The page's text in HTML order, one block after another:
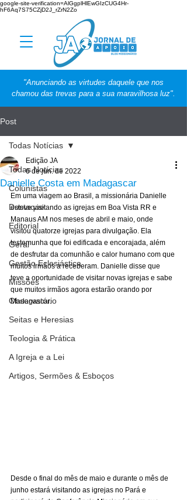
google-site-verification=AlGgplHlEwGIzCUG4Hr-
hF6Aq7S75CZjD2J_rZrN2Zo
"Anunciando as virtudes daquele que nos
chamou das trevas para a sua maravilhosa luz".
Post
Todas Notícias
Colunistas
Destaque
Editorial
Geral
Gestão Eclesiástica
Missões
Observatório
Seitas e Heresias
Teologia & Prática
A Igreja e a Lei
Artigos, Sermões & Esboços
Todas Notícias
Danielle Costa em Madagascar
Edição JA
6 de jun. de 2022
Em uma viagem ao Brasil, a missionária Danielle
esteve visitando as igrejas em Boa Vista RR e
Manaus AM nos meses de abril e maio, onde
visitou quatorze igrejas para divulgação. Ela
testemunha que foi edificada e encorajada, além
de desfrutar da comunhão e calor humano com que
muitos irmãos a receberam. Danielle disse que
teve a oportunidade de visitar novas igrejas e sabe
que muitos irmãos agora estarão orando por
Madagascar.
Desde o final do mês de maio e durante o mês de
junho estará visitando as igrejas no Pará e